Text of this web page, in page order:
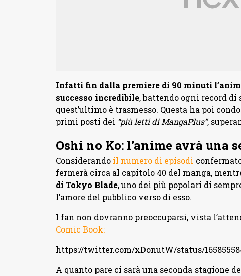
Infatti fin dalla premiere di 90 minuti
successo incredibile, battendo ogni record
quest’ultimo è trasmesso. Questa ha poi
primi posti dei “più letti di MangaPlus”,
Oshi no Ko: l’anime avrà una
Considerando il numero di episodi
fermerà circa al capitolo 40 del manga,
di Tokyo Blade, uno dei più popolari di
l’amore del pubblico verso di esso.
I fan non dovranno preoccuparsi, vista
Comic Book:
https://twitter.com/xDonutW/status/
A quanto pare ci sarà una seconda stagione